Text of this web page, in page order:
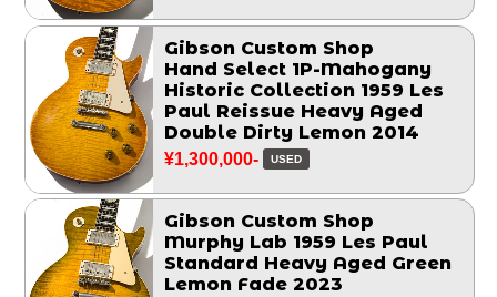
Gibson Custom Shop
Hand Select 1P-Mahogany
Historic Collection 1959 Les
Paul Reissue Heavy Aged
Double Dirty Lemon 2014
¥1,300,000- USED
Gibson Custom Shop
Murphy Lab 1959 Les Paul
Standard Heavy Aged Green
Lemon Fade 2023